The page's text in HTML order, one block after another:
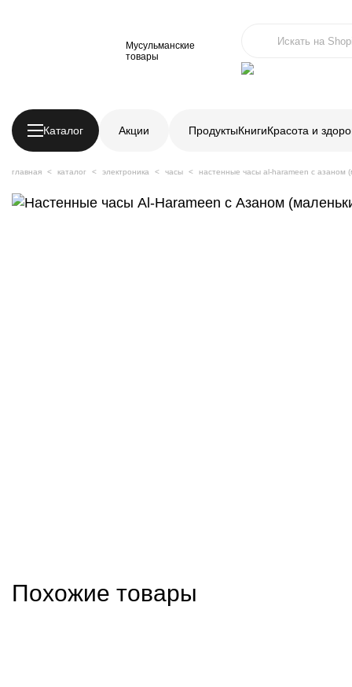
Мусульманские
товары
Каталог Акции ПродуктыКнигиКрасота и
главная каталог электроника часы настенные часы al-harameen с азаном
Похожие товары